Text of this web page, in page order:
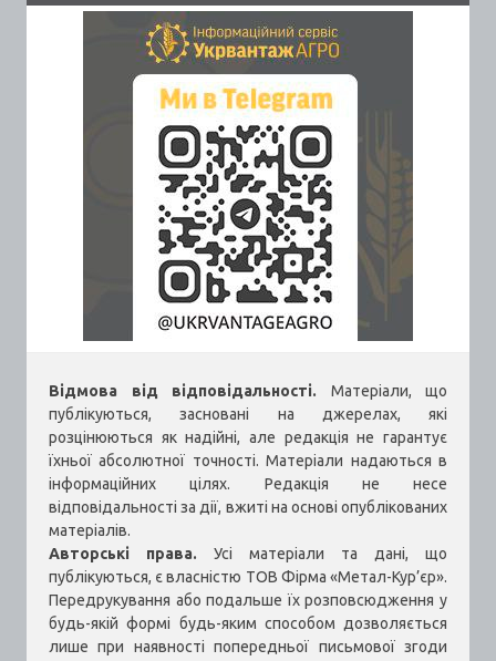
Відмова від відповідальності. Матеріали, що
публікуються, засновані на джерелах, які
розцінюються як надійні, але редакція не гарантує
їхньої абсолютної точності. Матеріали надаються в
інформаційних цілях. Редакція не несе
відповідальності за дії, вжиті на основі опублікованих
матеріалів.
Авторські права. Усі матеріали та дані, що
публікуються, є власністю ТОВ Фірма «Метал-Кур’єр».
Передрукування або подальше їх розповсюдження у
будь-якій формі будь-яким способом дозволяється
лише при наявності попередньої письмової згоди